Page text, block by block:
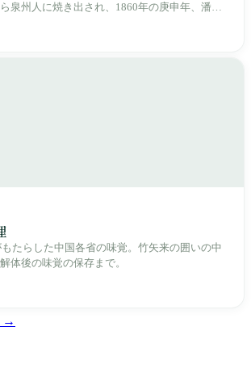
泉州人に焼き出され、1860年の庚申年、潘永
・大南路・大西路・大北路という四本の整然
たらした中国各省の味覚。竹矢来の囲いの中
体後の味覚の保存まで。
→